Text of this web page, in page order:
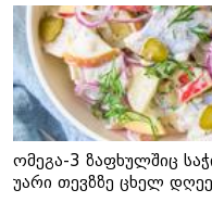
ომეგა-3 ზაფხულშიც
უარი თევზზე ცხელ